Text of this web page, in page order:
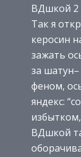
ВДшкой 2
Так я
керосин
зажать
за
феном,
яндекс:
ВДшкой